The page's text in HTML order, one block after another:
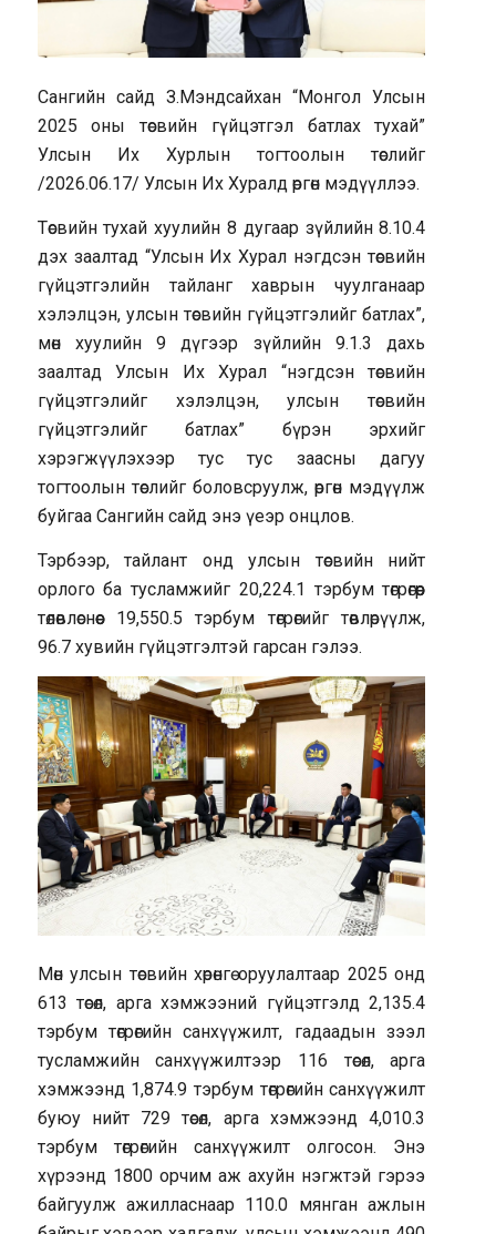
Сангийн сайд З.Мэндсайхан “Монгол Улсын
2025 оны төсвийн гүйцэтгэл батлах тухай”
Улсын Их Хурлын тогтоолын төслийг
/2026.06.17/ Улсын Их Хуралд өргөн мэдүүллээ.
Төсвийн тухай хуулийн 8 дугаар зүйлийн 8.10.4
дэх заалтад “Улсын Их Хурал нэгдсэн төсвийн
гүйцэтгэлийн тайланг хаврын чуулганаар
хэлэлцэн, улсын төсвийн гүйцэтгэлийг батлах”,
мөн хуулийн 9 дүгээр зүйлийн 9.1.3 дахь
заалтад Улсын Их Хурал “нэгдсэн төсвийн
гүйцэтгэлийг хэлэлцэн, улсын төсвийн
гүйцэтгэлийг батлах” бүрэн эрхийг
хэрэгжүүлэхээр тус тус заасны дагуу
тогтоолын төслийг боловсруулж, өргөн мэдүүлж
буйгаа Сангийн сайд энэ үеэр онцлов.
Тэрбээр, тайлант онд улсын төсвийн нийт
орлого ба тусламжийг 20,224.1 тэрбум төгрөгөөр
төлөвлөснөөс 19,550.5 тэрбум төгрөгийг төвлөрүүлж,
96.7 хувийн гүйцэтгэлтэй гарсан гэлээ.
Мөн улсын төсвийн хөрөнгө оруулалтаар 2025 онд
613 төсөл, арга хэмжээний гүйцэтгэлд 2,135.4
тэрбум төгрөгийн санхүүжилт, гадаадын зээл
тусламжийн санхүүжилтээр 116 төсөл, арга
хэмжээнд 1,874.9 тэрбум төгрөгийн санхүүжилт
буюу нийт 729 төсөл, арга хэмжээнд 4,010.3
тэрбум төгрөгийн санхүүжилт олгосон. Энэ
хүрээнд 1800 орчим аж ахуйн нэгжтэй гэрээ
байгуулж ажилласнаар 110.0 мянган ажлын